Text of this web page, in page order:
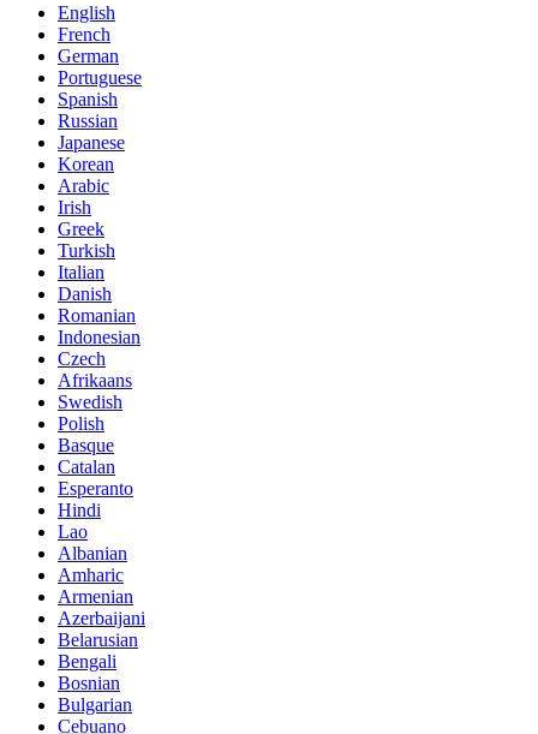
English
French
German
Portuguese
Spanish
Russian
Japanese
Korean
Arabic
Irish
Greek
Turkish
Italian
Danish
Romanian
Indonesian
Czech
Afrikaans
Swedish
Polish
Basque
Catalan
Esperanto
Hindi
Lao
Albanian
Amharic
Armenian
Azerbaijani
Belarusian
Bengali
Bosnian
Bulgarian
Cebuano